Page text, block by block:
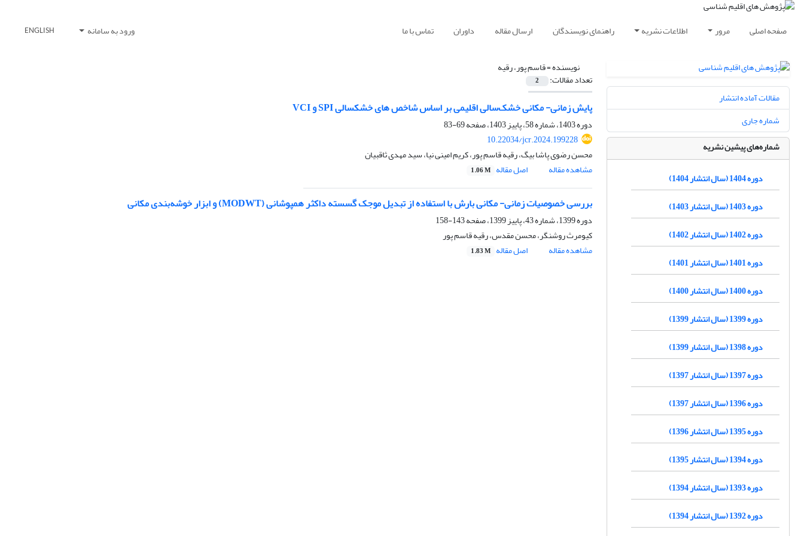
صفحه اصلی مرور اطلاعات نشریه راهنمای نویسندگان ارسال مقاله داوران تماس با ما ورود به سامانه ENGLISH
نویسنده =قاسم پور، رقیه
تعداد مقالات: 2
پایش زمانی- مکانی خشک‌سالی اﻗﻠﯿﻤﯽ بر اساس شاخص های خشکسالی SPI و VCI
دوره 1403، شماره 58، پاییز 1403، صفحه
69-83
10.22034/jcr.2024.199228
محسن رضوی پاشا بیگ، رقیه قاسم پور، کریم امینی نیا، سید مهدی ثاقبیان
مشاهده مقاله
اصل مقاله 1.06 M
بررسی خصوصیات زمانی- مکانی بارش با استفاده از تبدیل موجک گسسته داکثر همپوشانی (MODWT) و ابزار خوشه‌بندی مکانی
دوره 1399، شماره 43، پاییز 1399، صفحه
143-158
کیومرث روشنگر، محسن مقدس، رقیه قاسم پور
مشاهده مقاله
اصل مقاله 1.83 M
مقالات آماده انتشار
شماره جاری
شماره‌های پیشین نشریه
دوره 1404 (سال انتشار 1404)
دوره 1403 (سال انتشار 1403)
دوره 1402 (سال انتشار 1402)
دوره 1401 (سال انتشار 1401)
دوره 1400 (سال انتشار 1400)
دوره 1399 (سال انتشار 1399)
دوره 1398 (سال انتشار 1399)
دوره 1397 (سال انتشار 1397)
دوره 1396 (سال انتشار 1397)
دوره 1395 (سال انتشار 1396)
دوره 1394 (سال انتشار 1395)
دوره 1393 (سال انتشار 1394)
دوره 1392 (سال انتشار 1394)